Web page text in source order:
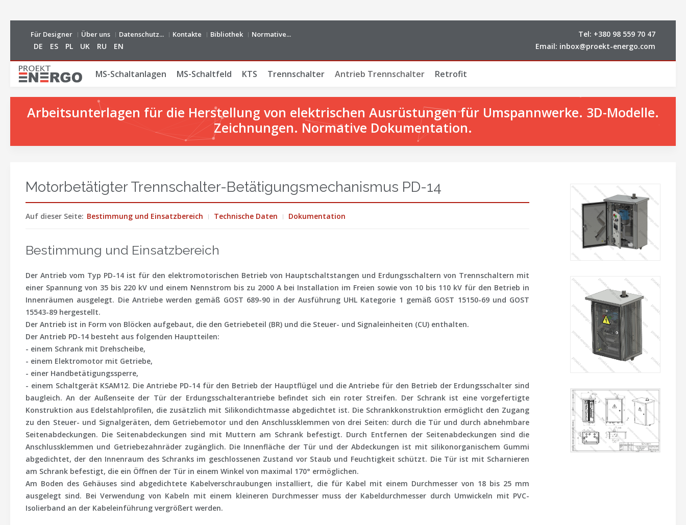
Für Designer Über uns Datenschutz... Kontakte Bibliothek Normative...
DE ES PL UK RU EN
Tel: +380 98 559 70 47
Email: inbox@proekt-energo.com
MS-Schaltanlagen MS-Schaltfeld KTS Trennschalter Antrieb Trennschalter Retrofit
Arbeitsunterlagen für die Herstellung von elektrischen Ausrüstungen für Umspannwerke. 3D-Modelle.
Zeichnungen. Normative Dokumentation.
Motorbetätigter Trennschalter-Betätigungsmechanismus PD-14
Auf dieser Seite: Bestimmung und Einsatzbereich Technische Daten Dokumentation
Bestimmung und Einsatzbereich
Der Antrieb vom Typ PD-14 ist für den elektromotorischen Betrieb von Hauptschaltstangen und Erdungsschaltern von Trennschaltern mit
einer Spannung von 35 bis 220 kV und einem Nennstrom bis zu 2000 A bei Installation im Freien sowie von 10 bis 110 kV für den Betrieb in
Innenräumen ausgelegt. Die Antriebe werden gemäß GOST 689-90 in der Ausführung UHL Kategorie 1 gemäß GOST 15150-69 und GOST
15543-89 hergestellt.
Der Antrieb ist in Form von Blöcken aufgebaut, die den Getriebeteil (BR) und die Steuer- und Signaleinheiten (CU) enthalten.
Der Antrieb PD-14 besteht aus folgenden Hauptteilen:
- einem Schrank mit Drehscheibe,
- einem Elektromotor mit Getriebe,
- einer Handbetätigungssperre,
- einem Schaltgerät KSAM12. Die Antriebe PD-14 für den Betrieb der Hauptflügel und die Antriebe für den Betrieb der Erdungsschalter sind
baugleich. An der Außenseite der Tür der Erdungsschalterantriebe befindet sich ein roter Streifen. Der Schrank ist eine vorgefertigte
Konstruktion aus Edelstahlprofilen, die zusätzlich mit Silikondichtmasse abgedichtet ist. Die Schrankkonstruktion ermöglicht den Zugang
zu den Steuer- und Signalgeräten, dem Getriebemotor und den Anschlussklemmen von drei Seiten: durch die Tür und durch abnehmbare
Seitenabdeckungen. Die Seitenabdeckungen sind mit Muttern am Schrank befestigt. Durch Entfernen der Seitenabdeckungen sind die
Anschlussklemmen und Getriebezahnräder zugänglich. Die Innenfläche der Tür und der Abdeckungen ist mit silikonorganischem Gummi
abgedichtet, der den Innenraum des Schranks im geschlossenen Zustand vor Staub und Feuchtigkeit schützt. Die Tür ist mit Scharnieren
am Schrank befestigt, die ein Öffnen der Tür in einem Winkel von maximal 170° ermöglichen.
Am Boden des Gehäuses sind abgedichtete Kabelverschraubungen installiert, die für Kabel mit einem Durchmesser von 18 bis 25 mm
ausgelegt sind. Bei Verwendung von Kabeln mit einem kleineren Durchmesser muss der Kabeldurchmesser durch Umwickeln mit PVC-
Isolierband an der Kabeleinführung vergrößert werden.